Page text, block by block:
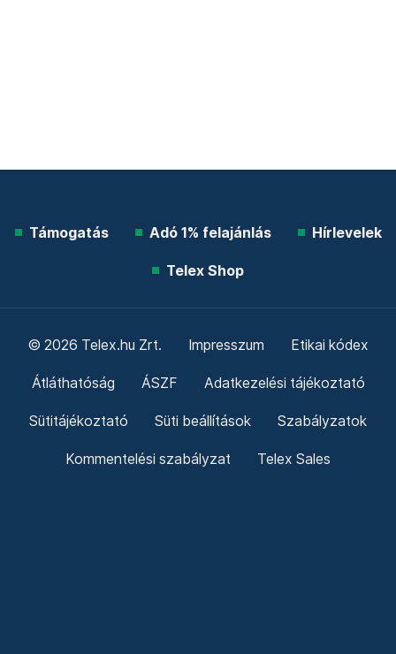
Támogatás Adó 1% felajánlás Hírlevelek
Telex Shop
© 2026 Telex.hu Zrt. Impresszum Etikai kódex
Átláthatóság ÁSZF Adatkezelési tájékoztató
Sütitájékoztató Süti beállítások Szabályzatok
Kommentelési szabályzat Telex Sales